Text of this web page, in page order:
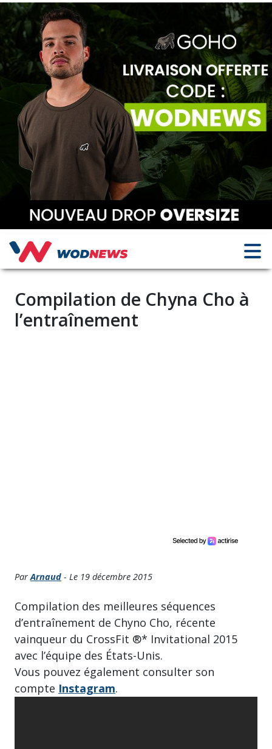
Compilation de Chyna Cho à
l’entraînement
ParArnaud - Le 19 décembre 2015
Compilation des meilleures séquences
d’entraînement de Chyno Cho, récente
vainqueur du CrossFit ®* Invitational 2015
avec l’équipe des États-Unis.
Vous pouvez également consulter son
compte Instagram.